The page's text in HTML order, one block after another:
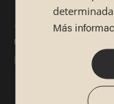
Además, sus
mantener tu piel sana,
protegiéndola de los
Más